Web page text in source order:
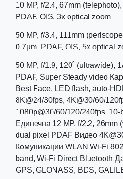
10 MP, f/2.4, 67mm
PDAF, OIS, 3x optical zoom
50 MP, f/3.4, 111mm
0.7µm, PDAF, OIS, 5x optical
50 MP, f/1.9, 120˚ (ultrawide),
PDAF, Super Steady video
Best Face, LED flash, auto-
8K@24/30fps, 4K@30/60/
1080p@30/60/120/240fps,
Единечна 12 MP, f/2.2, 26mm
dual pixel PDAF Видео
Комуникации WLAN Wi-Fi
band, Wi-Fi Direct Bluetooth
GPS, GLONASS, BDS,